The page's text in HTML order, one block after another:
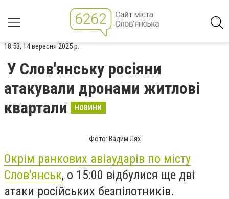
18:53, 14 вересня 2025 р.
У Слов'янську росіяни
атакували дронами житлові
квартали
НОВИНИ
Фото: Вадим Лях
Окрім ранкових авіаударів по місту
Слов'янськ, о 15:00 відбулися ще дві
атаки російських безпілотників.